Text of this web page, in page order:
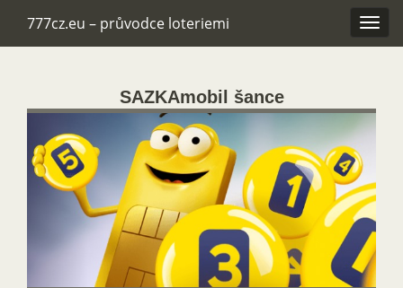
777cz.eu – průvodce loteriemi
SAZKAmobil šance